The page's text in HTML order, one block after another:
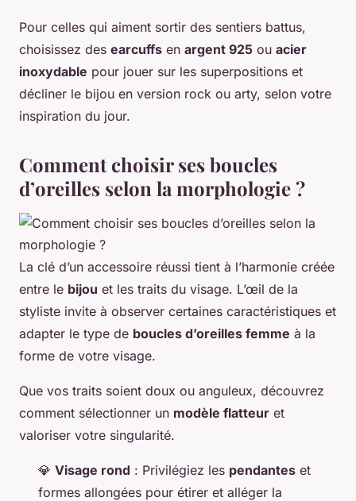
Pour celles qui aiment sortir des sentiers battus,
choisissez des earcuffs en argent 925 ou acier
inoxydable pour jouer sur les superpositions et
décliner le bijou en version rock ou arty, selon votre
inspiration du jour.
Comment choisir ses boucles
d’oreilles selon la morphologie ?
La clé d’un accessoire réussi tient à l’harmonie créée
entre le bijou et les traits du visage. L’œil de la
styliste invite à observer certaines caractéristiques et
adapter le type de boucles d’oreilles femme à la
forme de votre visage.
Que vos traits soient doux ou anguleux, découvrez
comment sélectionner un modèle flatteur et
valoriser votre singularité.
💎 Visage rond : Privilégiez les pendantes et
formes allongées pour étirer et alléger la